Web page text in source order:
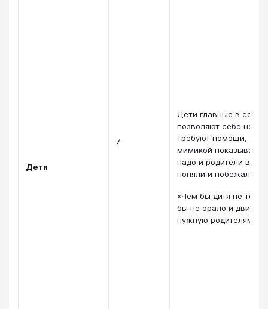
Дети
7
Дети главные в
позволяют себе не
требуют помощи,
мимикой показывают,
надо и родители всё
поняли и побежали
«Чем бы дитя не
бы не орало и
нужную родителям